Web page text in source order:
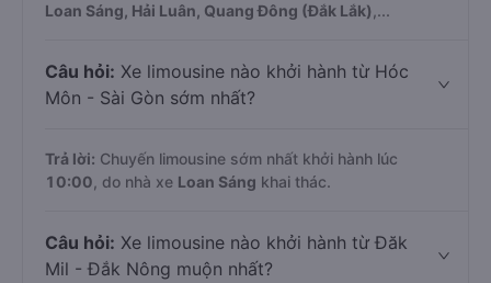
Loan Sáng, Hải Luân, Quang Đông (Đắk Lắk) ,...
Câu hỏi: Xe limousine nào khởi hành từ Hóc
Môn - Sài Gòn sớm nhất?
Trả lời: Chuyến limousine sớm nhất khởi hành lúc
10:00 , do nhà xe Loan Sáng khai thác.
Câu hỏi: Xe limousine nào khởi hành từ Đăk
Mil - Đắk Nông muộn nhất?